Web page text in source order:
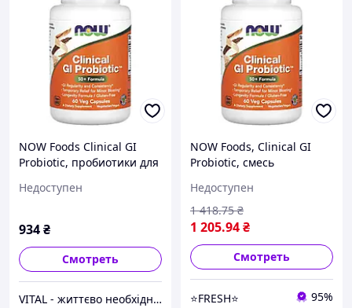
NOW Foods Clinical GI
Probiotic, пробиотики для
растительных капсул
Недоступен
934₴
Смотреть
VITAL - життєво необхідне, найкраще з США в наявності та під заказ
NOW Foods, Clinical GI
Probiotic, смесь
пищеварения, для людей
старше 50 лет, 60
растительных
Недоступен
1 205.94₴
1 418.75 ₴
Смотреть
⭐FRESH⭐ 95%